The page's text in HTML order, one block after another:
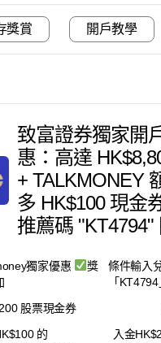
獎賞 開戶教學
致富證券獨家開
惠：高達
+ TALKMONEY
多 HK$100 現金
推薦碼 "KT4794"
獨家優惠
獎
條件輸入
「KT4794
股票現金券
的
入金